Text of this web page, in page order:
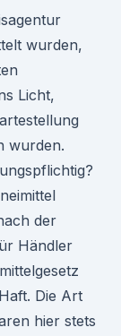
wurden,
Licht,
wurden.
der
Händler
Die Art
hier stets